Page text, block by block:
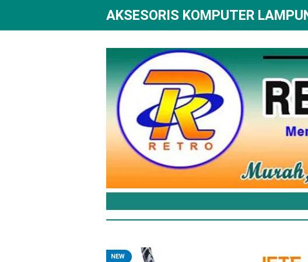
AKSESORIS KOMPUTER
NEW